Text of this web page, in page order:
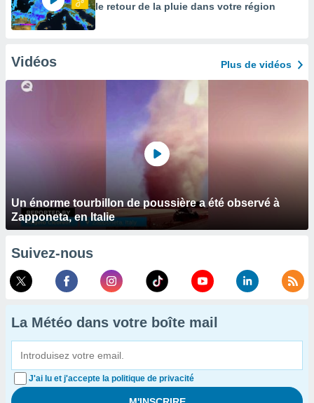
le retour de la pluie dans votre région
Vidéos Plus de vidéos
Un énorme tourbillon de poussière a été observé à
Zapponeta, en Italie
Suivez-nous
La Météo dans votre boîte mail
J'ai lu et j'accepte la politique de privacité